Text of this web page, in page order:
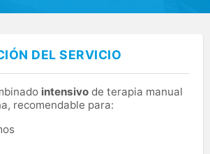
DEL SERVICIO
intensivo de terapia manual
recomendable para: